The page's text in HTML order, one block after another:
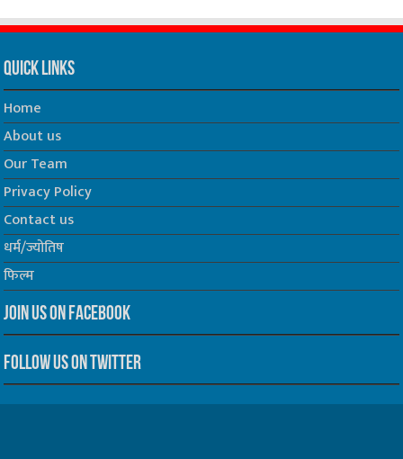
Quick Links
Home
About us
Our Team
Privacy Policy
Contact us
धर्म/ज्योतिष
फिल्म
Join us on Facebook
Follow us on Twitter